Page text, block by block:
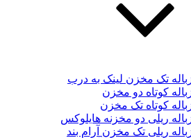
تک مخزن لینک به درب
کوتاه دو مخزن
کوتاه تک مخزن
ریلی دو مخزنه هایلوکس
ریلی تک مخزن آرام بند